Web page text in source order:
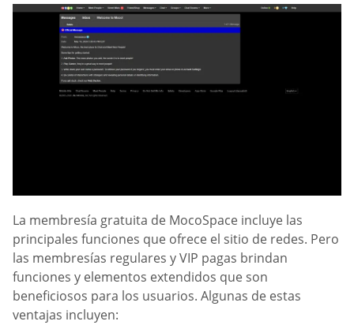
La membresía gratuita de MocoSpace incluye las
principales funciones que ofrece el sitio de redes. Pero
las membresías regulares y VIP pagas brindan
funciones y elementos extendidos que son
beneficiosos para los usuarios. Algunas de estas
ventajas incluyen: